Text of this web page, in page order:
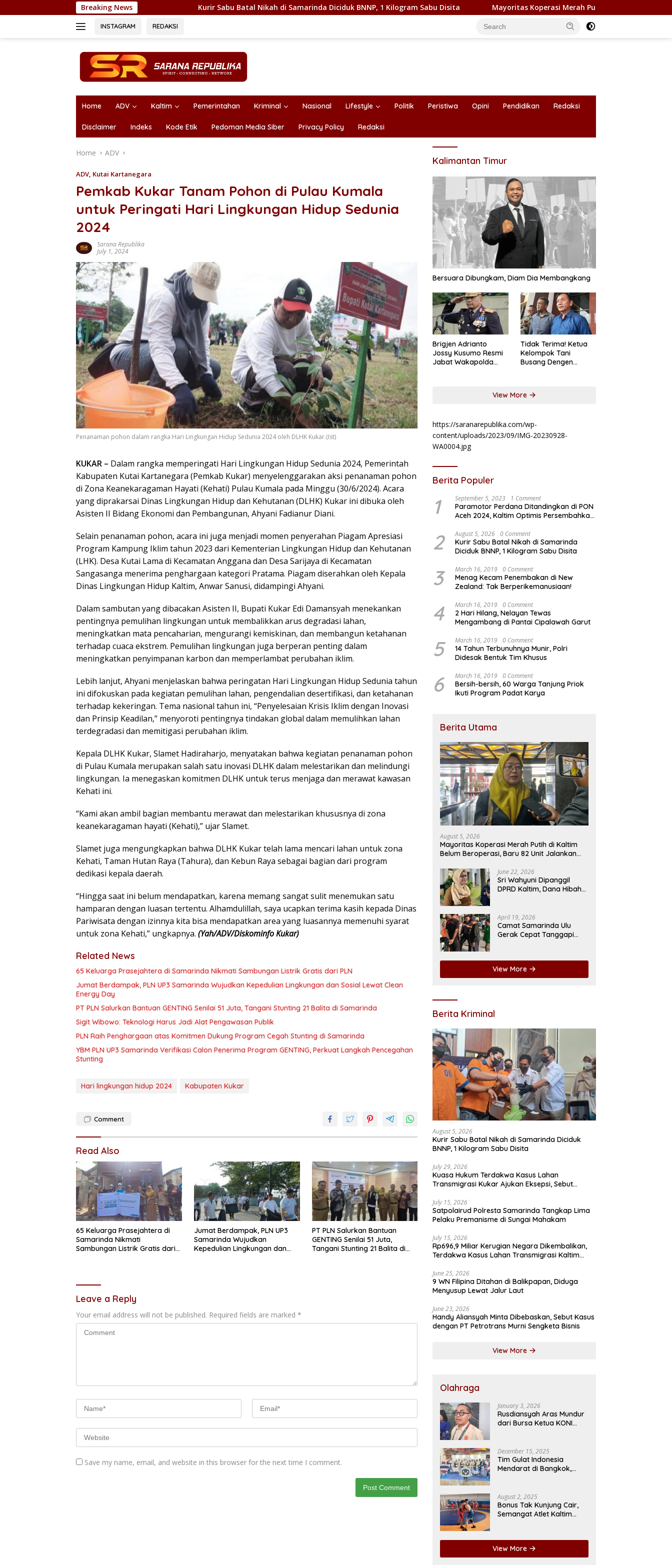
to
Breaking News Kurir Sabu Batal Nikah di Samarinda Diciduk BNNP, 1 Kilogram Sabu Disita Mayoritas Koperasi Merah Putih di Kaltim Belum Beroperasi, Baru
INSTAGRAM REDAKSI
Home ADV Kaltim Pemerintahan Kriminal Nasional Lifestyle Politik Peristiwa Opini Pendidikan Redaksi
Disclaimer Indeks Kode Etik Pedoman Media Siber Privacy Policy Redaksi
Home ADV
ADV, Kutai Kartanegara
Pemkab Kukar Tanam Pohon di Pulau Kumala
untuk Peringati Hari Lingkungan Hidup Sedunia
2024
Sarana Republika
July 1, 2024
Penanaman pohon dalam rangka Hari Lingkungan Hidup Sedunia 2024 oleh DLHK Kukar.(Ist)
KUKAR – Dalam rangka memperingati Hari Lingkungan Hidup Sedunia 2024, Pemerintah
Kabupaten Kutai Kartanegara (Pemkab Kukar) menyelenggarakan aksi penanaman pohon
di Zona Keanekaragaman Hayati (Kehati) Pulau Kumala pada Minggu (30/6/2024). Acara
yang diprakarsai Dinas Lingkungan Hidup dan Kehutanan (DLHK) Kukar ini dibuka oleh
Asisten II Bidang Ekonomi dan Pembangunan, Ahyani Fadianur Diani.
Selain penanaman pohon, acara ini juga menjadi momen penyerahan Piagam Apresiasi
Program Kampung Iklim tahun 2023 dari Kementerian Lingkungan Hidup dan Kehutanan
(LHK). Desa Kutai Lama di Kecamatan Anggana dan Desa Sarijaya di Kecamatan
Sangasanga menerima penghargaan kategori Pratama. Piagam diserahkan oleh Kepala
Dinas Lingkungan Hidup Kaltim, Anwar Sanusi, didampingi Ahyani.
Dalam sambutan yang dibacakan Asisten II, Bupati Kukar Edi Damansyah menekankan
pentingnya pemulihan lingkungan untuk membalikkan arus degradasi lahan,
meningkatkan mata pencaharian, mengurangi kemiskinan, dan membangun ketahanan
terhadap cuaca ekstrem. Pemulihan lingkungan juga berperan penting dalam
meningkatkan penyimpanan karbon dan memperlambat perubahan iklim.
Lebih lanjut, Ahyani menjelaskan bahwa peringatan Hari Lingkungan Hidup Sedunia tahun
ini difokuskan pada kegiatan pemulihan lahan, pengendalian desertifikasi, dan ketahanan
terhadap kekeringan. Tema nasional tahun ini, “Penyelesaian Krisis Iklim dengan Inovasi
dan Prinsip Keadilan,” menyoroti pentingnya tindakan global dalam memulihkan lahan
terdegradasi dan memitigasi perubahan iklim.
Kepala DLHK Kukar, Slamet Hadiraharjo, menyatakan bahwa kegiatan penanaman pohon
di Pulau Kumala merupakan salah satu inovasi DLHK dalam melestarikan dan melindungi
lingkungan. Ia menegaskan komitmen DLHK untuk terus menjaga dan merawat kawasan
Kehati ini.
“Kami akan ambil bagian membantu merawat dan melestarikan khususnya di zona
keanekaragaman hayati (Kehati),” ujar Slamet.
Slamet juga mengungkapkan bahwa DLHK Kukar telah lama mencari lahan untuk zona
Kehati, Taman Hutan Raya (Tahura), dan Kebun Raya sebagai bagian dari program
dedikasi kepala daerah.
“Hingga saat ini belum mendapatkan, karena memang sangat sulit menemukan satu
hamparan dengan luasan tertentu. Alhamdulillah, saya ucapkan terima kasih kepada Dinas
Pariwisata dengan izinnya kita bisa mendapatkan area yang luasannya memenuhi syarat
untuk zona Kehati,” ungkapnya. (Yah/ADV/Diskominfo Kukar)
Related News
65 Keluarga Prasejahtera di Samarinda Nikmati Sambungan Listrik Gratis dari PLN
Jumat Berdampak, PLN UP3 Samarinda Wujudkan Kepedulian Lingkungan dan Sosial Lewat Clean
Energy Day
PT PLN Salurkan Bantuan GENTING Senilai 51 Juta, Tangani Stunting 21 Balita di Samarinda
Sigit Wibowo: Teknologi Harus Jadi Alat Pengawasan Publik
PLN Raih Penghargaan atas Komitmen Dukung Program Cegah Stunting di Samarinda
YBM PLN UP3 Samarinda Verifikasi Calon Penerima Program GENTING, Perkuat Langkah Pencegahan
Stunting
Hari lingkungan hidup 2024 Kabupaten Kukar
Comment
Read Also
65 Keluarga Prasejahtera di
Samarinda Nikmati
Sambungan Listrik Gratis dari
Jumat Berdampak, PLN UP3
Samarinda Wujudkan
Kepedulian Lingkungan dan
PT PLN Salurkan Bantuan
GENTING Senilai 51 Juta,
Tangani Stunting 21 Balita di
Leave a Reply
Your email address will not be published. Required fields are marked *
Save my name, email, and website in this browser for the next time I comment.
Kalimantan Timur
Bersuara Dibungkam, Diam Dia Membangkang
Brigjen Adrianto
Jossy Kusumo Resmi
Jabat Wakapolda
Tidak Terima! Ketua
Kelompok Tani
Busang Dengen
View More
https://saranarepublika.com/wp-
content/uploads/2023/09/IMG-20230928-
WA0004.jpg
Berita Populer
1 September 5, 2023 1 Comment
Paramotor Perdana Ditandingkan di PON
Aceh 2024, Kaltim Optimis Persembahkan
2 August 5, 2026 0 Comment
Kurir Sabu Batal Nikah di Samarinda
Diciduk BNNP, 1 Kilogram Sabu Disita
3 March 16, 2019 0 Comment
Menag Kecam Penembakan di New
Zealand: Tak Berperikemanusiaan!
4 March 16, 2019 0 Comment
2 Hari Hilang, Nelayan Tewas
Mengambang di Pantai Cipalawah Garut
5 March 16, 2019 0 Comment
14 Tahun Terbunuhnya Munir, Polri
Didesak Bentuk Tim Khusus
6 March 16, 2019 0 Comment
Bersih-bersih, 60 Warga Tanjung Priok
Ikuti Program Padat Karya
Berita Utama
August 5, 2026
Mayoritas Koperasi Merah Putih di Kaltim
Belum Beroperasi, Baru 82 Unit Jalankan
June 22, 2026
Sri Wahyuni Dipanggil
DPRD Kaltim, Dana Hibah
April 19, 2026
Camat Samarinda Ulu
Gerak Cepat Tanggapi
View More
Berita Kriminal
August 5, 2026
Kurir Sabu Batal Nikah di Samarinda Diciduk
BNNP, 1 Kilogram Sabu Disita
July 29, 2026
Kuasa Hukum Terdakwa Kasus Lahan
Transmigrasi Kukar Ajukan Eksepsi, Sebut
July 15, 2026
Satpolairud Polresta Samarinda Tangkap Lima
Pelaku Premanisme di Sungai Mahakam
July 15, 2026
Rp696,9 Miliar Kerugian Negara Dikembalikan,
Terdakwa Kasus Lahan Transmigrasi Kaltim
June 25, 2026
9 WN Filipina Ditahan di Balikpapan, Diduga
Menyusup Lewat Jalur Laut
June 23, 2026
Handy Aliansyah Minta Dibebaskan, Sebut Kasus
dengan PT Petrotrans Murni Sengketa Bisnis
View More
Olahraga
January 3, 2026
Rusdiansyah Aras Mundur
dari Bursa Ketua KONI
December 15, 2025
Tim Gulat Indonesia
Mendarat di Bangkok,
August 2, 2025
Bonus Tak Kunjung Cair,
Semangat Atlet Kaltim
View More